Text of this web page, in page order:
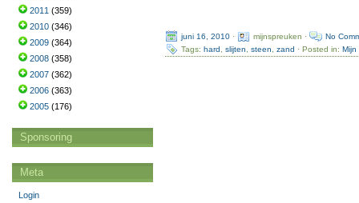
juni 16, 2010· mijnspreuken ·
No
Tags: hard slijten steen zand · Posted in: Mijn
2011 (359)
2010 (346)
2009 (364)
2008 (358)
2007 (362)
2006 (363)
2005 (176)
Sponsoring
Meta
Login